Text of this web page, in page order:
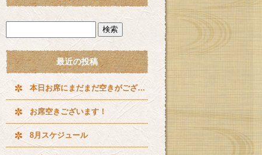
最近の投稿
本日お席にまだまだ空きがございます^ ^
お席空きございます！
8月スケジュール